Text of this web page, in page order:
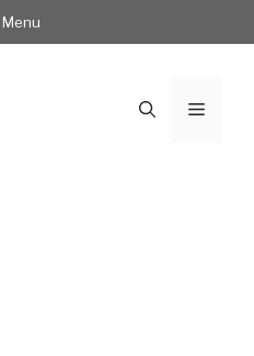
Menu
Meny